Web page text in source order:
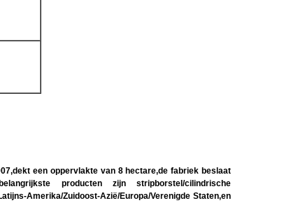
een oppervlakte van 8 hectare,de fabriek beslaat
producten zijn stripborstel/cilindrische
Amerika/Zuidoost-Azië/Europa/Verenigde Staten,en